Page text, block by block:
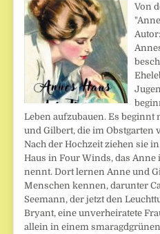
Von
Leben aufzubauen. Es
und Gilbert, die im Obstgarten
Nach der Hochzeit ziehen sie
Haus in Four Winds, das Anne
nennt. Dort lernen Anne und
Menschen kennen, darunter
Seemann, der jetzt den
Bryant, eine unverheiratete
allein in einem